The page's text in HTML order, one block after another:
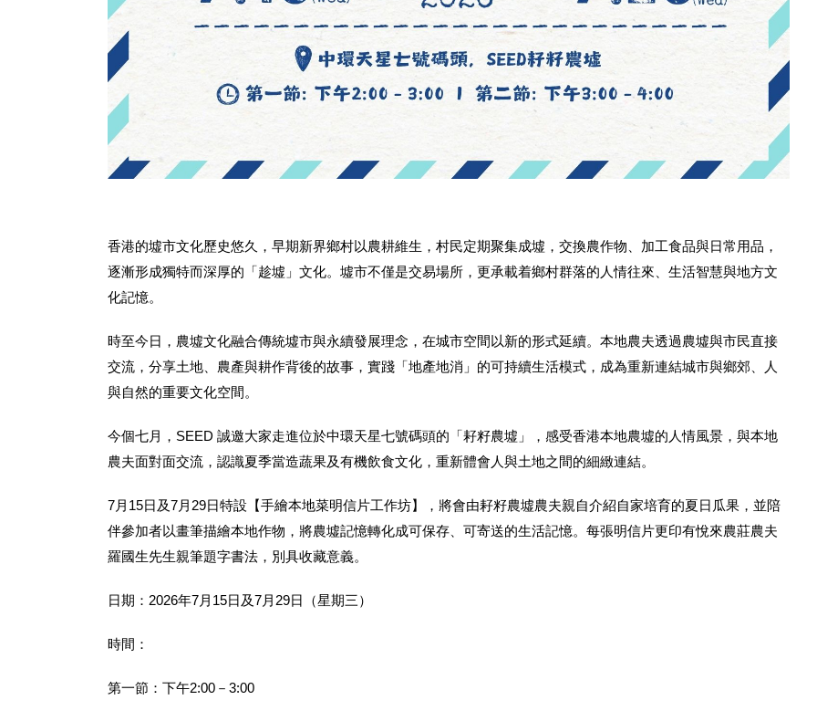
香港的墟市文化歷史悠久，早期新界鄉村以農耕維生，村民定期聚集成墟，交換農作物、加工食品與日常用品，
逐漸形成獨特而深厚的「趁墟」文化。墟市不僅是交易場所，更承載着鄉村群落的人情往來、生活智慧與地方文
化記憶。
時至今日，農墟文化融合傳統墟市與永續發展理念，在城市空間以新的形式延續。本地農夫透過農墟與市民直接
交流，分享土地、農產與耕作背後的故事，實踐「地產地消」的可持續生活模式，成為重新連結城市與鄉郊、人
與自然的重要文化空間。
今個七月，SEED 誠邀大家走進位於中環天星七號碼頭的「耔籽農墟」，感受香港本地農墟的人情風景，與本地
農夫面對面交流，認識夏季當造蔬果及有機飲食文化，重新體會人與土地之間的細緻連結。
7月15日及7月29日特設【手繪本地菜明信片工作坊】，將會由耔籽農墟農夫親自介紹自家培育的夏日瓜果，並陪
伴參加者以畫筆描繪本地作物，將農墟記憶轉化成可保存、可寄送的生活記憶。每張明信片更印有悅來農莊農夫
羅國生先生親筆題字書法，別具收藏意義。
日期：2026年7月15日及7月29日（星期三）
時間：
第一節：下午2:00－3:00